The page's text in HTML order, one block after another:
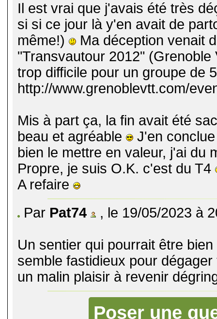
Il est vrai que j'avais été très
si si ce jour là y'en avait de
même!)
Ma déception venait
"Transvautour 2012"
trop difficile pour un groupe de
http://www.grenoblevtt.com/
Mis à part ça, la fin avait été
beau et agréable
J'en
bien le mettre en valeur, j'ai du
Propre, je suis O.K. c'est du T4
A refaire
Par Pat74 , le 19/05/2023 à
Un sentier qui pourrait être
semble fastidieux pour
un malin plaisir à revenir
Poser une